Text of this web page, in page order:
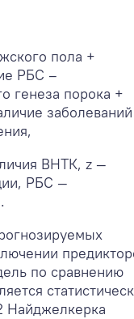
пола +
РБС –
генеза порока +
заболеваний
,
ВНТК, z —
РБС —
по сравнению
Найджелкерка